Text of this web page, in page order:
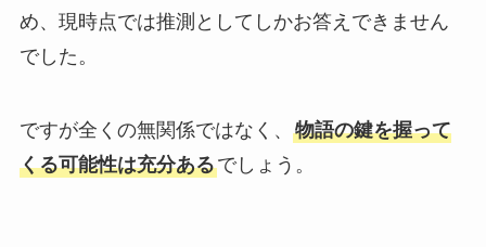
め、現時点では推測としてしかお答えできません
でした。
ですが全くの無関係ではなく、 物語の鍵を握って
くる可能性は充分あるでしょう。